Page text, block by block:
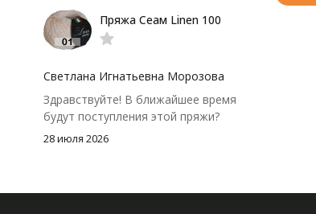
потеряло, цвет тоже не стал
тусклее. Единственный нюанс -
моточки маленькие, расход лучше
чуть-чуть не хватило))
Пряжа Сеам Linen 100
Светлана Игнатьевна Морозова
Здравствуйте! В ближайшее время
будут поступления этой пряжи?
28 июля 2026